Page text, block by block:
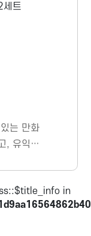
트
는 만화
, 유익하
게 도와
in